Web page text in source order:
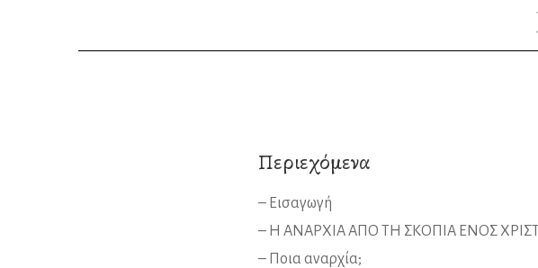
Περιεχόμενα
– Εισαγωγή
– Η ΑΝΑΡΧΙΑ ΑΠΟ ΤΗ ΣΚΟΠΙΑ ΕΝΟΣ
– Ποια αναρχία;